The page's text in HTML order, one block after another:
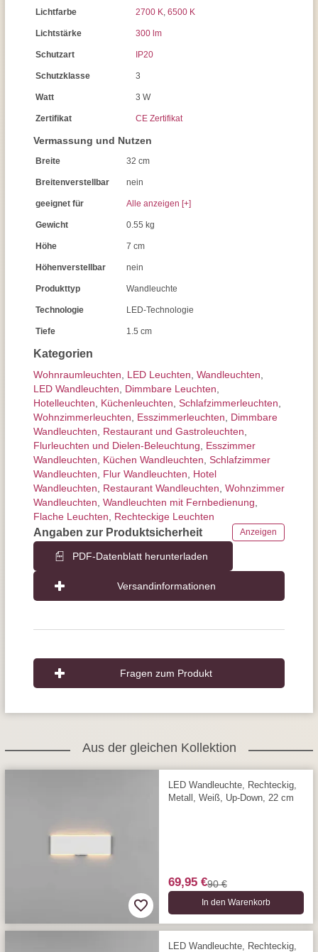
Kategorien
Wohnraum­leuchten LED Leuchten Wand­leuchten
LED Wandleuchten
Dimmbare Leuchten
Hotelleuchten
Küchenleuchten Schlafzimmer­leuchten
Wohnzimmer­leuchten
Esszimmer­­leuchten
Dimmbare
Wandleuchten
Restaurant und Gastroleuchten
Flurleuchten und Dielen-Beleuchtung
Esszimmer
Wandleuchten
Küchen Wandleuchten Schlafzimmer
Wandleuchten
Flur Wandleuchten
Hotel
Wandleuchten
Restaurant Wandleuchten Wohnzimmer
Wandleuchten Wandleuchten mit Fernbedienung
Flache Leuchten
Rechteckige Leuchten
Angaben zur Produktsicherheit Anzeigen
PDF-Datenblatt herunterladen
Versandinformationen
Lichtfarbe 2700 K, 6500 K
Lichtstärke 300 lm
Schutzart IP20
Schutzklasse 3
Watt 3 W
Zertifikat CE Zertifikat
Vermassung und Nutzen
Breite 32 cm
Breitenverstellbar nein
geeignet für Alle anzeigen [+]
Gewicht 0.55 kg
Höhe 7 cm
Höhenverstellbar nein
Produkttyp Wandleuchte
Technologie LED-Technologie
Tiefe 1.5 cm
Fragen zum Produkt
Aus der gleichen Kollektion
LED Wandleuchte, Rechteckig,
Metall, Weiß, Up-Down, 22 cm
69,95 €90 €
In den Warenkorb
LED Wandleuchte, Rechteckig,